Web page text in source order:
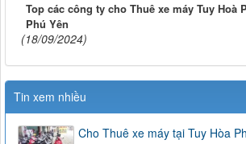
Top các công ty cho Thuê xe máy Tuy Hoà
Phú Yên
(18/09/2024)
Tin xem nhiều
Cho Thuê xe máy tại Tuy Hòa